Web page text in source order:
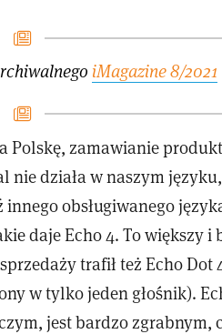
iMagazine 8/2021
Polskę, zamawianie
nie działa w naszym
obsługiwanego
daje Echo 4. To większy i
trafił też Echo Dot
w tylko jeden głośnik).
jest bardzo zgrabnym,